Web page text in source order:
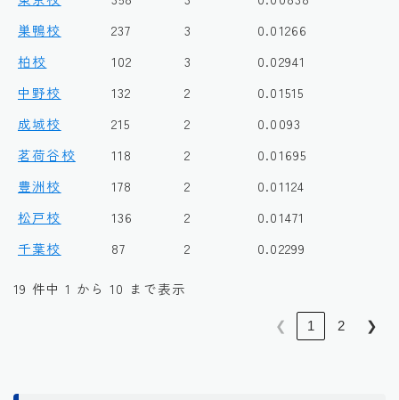
巣鴨校
237 3
0.01266
柏校
102 3
0.02941
中野校
132 2
0.01515
成城校
215 2
0.0093
茗荷谷校
118 2
0.01695
豊洲校
178 2
0.01124
松戸校
136 2
0.01471
千葉校
87 2 0.02299
19 件中 1 から 10 まで表示
❮ 1 2 ❯